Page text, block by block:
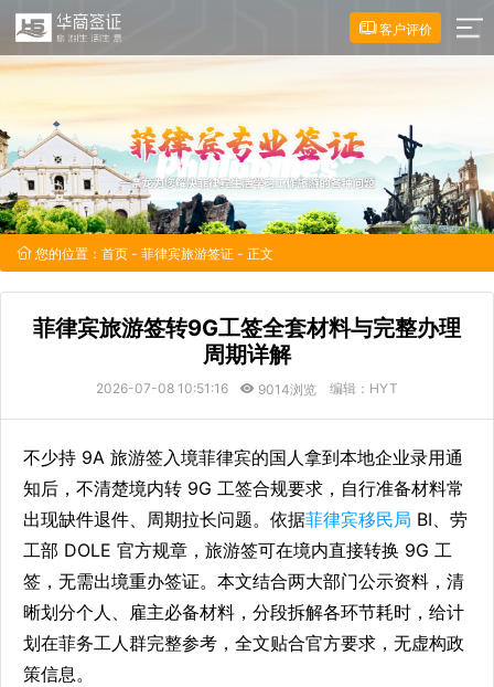
客户评价
您的位置： 首页 - 菲律宾旅游签证 - 正文
菲律宾旅游签转9G工签全套材料与完整办理
周期详解
2026-07-08 10:51:16 9014浏览 编辑：HYT
不少持 9A 旅游签入境菲律宾的国人拿到本地企业录用通
知后，不清楚境内转 9G 工签合规要求，自行准备材料常
出现缺件退件、周期拉长问题。依据菲律宾移民局 BI、劳
工部 DOLE 官方规章，旅游签可在境内直接转换 9G 工
签，无需出境重办签证。本文结合两大部门公示资料，清
晰划分个人、雇主必备材料，分段拆解各环节耗时，给计
划在菲务工人群完整参考，全文贴合官方要求，无虚构政
策信息。